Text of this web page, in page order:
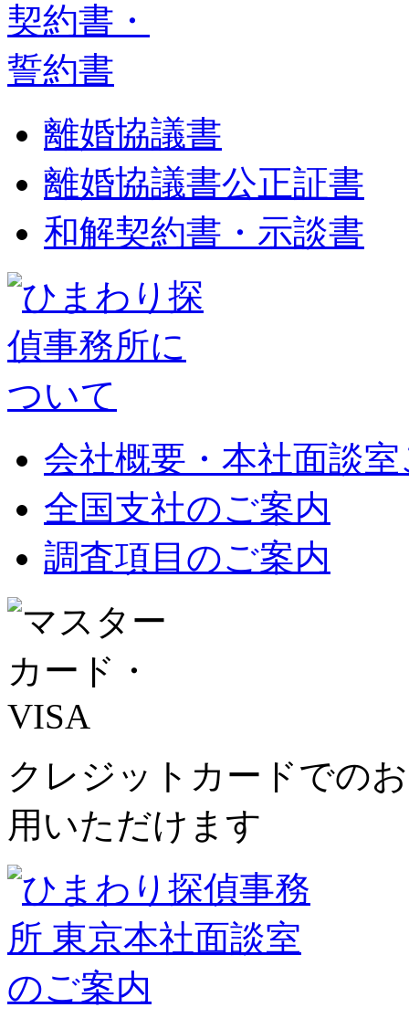
離婚協議書
離婚協議書公正証書
和解契約書・示談書
会社概要・本社面談
全国支社のご案内
調査項目のご案内
クレジットカードでの
用いただけます